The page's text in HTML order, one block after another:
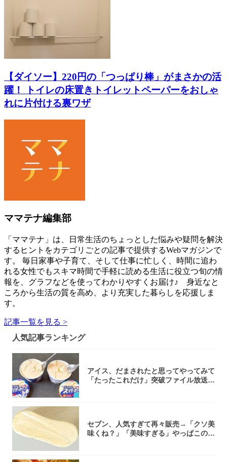
【ダイソー】220円の「つっぱり棒」がまさかの活
躍！ トイレの床置きトイレットペーパーをおしゃ
れに片付ける裏ワザ
ママテナ編集部
「ママテナ」は、日常生活のちょっとした悩みや疑問を解決
するヒントをカテゴリごとの記事で提供するWebマガジンで
す。 毎日家事や子育て、そして仕事に忙しく、時間に追わ
れる女性でもスキマ時間で手軽に読める生活に役立つ旬の情
報を、グラフなどを使ってわかりやすくお届け♪ 身近なと
ころから生活の質を高め、より充実した暮らしを応援しま
す。
記事一覧を見る >
人気記事ランキング
アイス、だまされたと思ってやってみて
「たったこれだけ」突破ファイル放送で
セブン、人気すぎて再々販売→「クソ美
味くね？」「美味すぎる」やっぱこのク